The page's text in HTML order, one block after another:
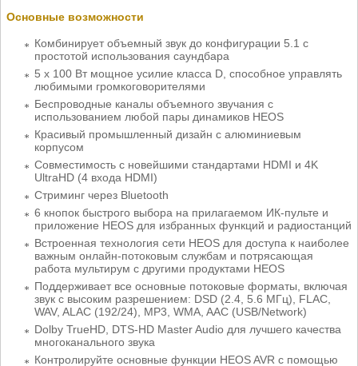
Основные возможности
Комбинирует объемный звук до конфигурации 5.1 с
простотой использования саундбара
5 x 100 Вт мощное усилие класса D, способное управлять
любимыми громкоговорителями
Беспроводные каналы объемного звучания с
использованием любой пары динамиков HEOS
Красивый промышленный дизайн с алюминиевым
корпусом
Совместимость с новейшими стандартами HDMI и 4K
UltraHD (4 входа HDMI)
Стриминг через Bluetooth
6 кнопок быстрого выбора на прилагаемом ИК-пульте и
приложение HEOS для избранных функций и радиостанций
Встроенная технология сети HEOS для доступа к наиболее
важным онлайн-потоковым службам и потрясающая
работа мультирум с другими продуктами HEOS
Поддерживает все основные потоковые форматы, включая
звук с высоким разрешением: DSD (2.4, 5.6 МГц), FLAC,
WAV, ALAC (192/24), MP3, WMA, AAC (USB/Network)
Dolby TrueHD, DTS-HD Master Audio для лучшего качества
многоканального звука
Контролируйте основные функции HEOS AVR с помощью